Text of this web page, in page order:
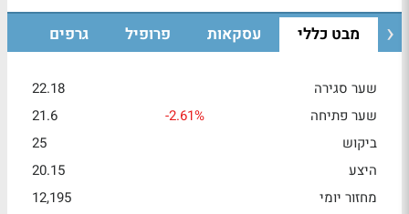
מבט כללי עסקאות פרופיל גרפים
שער סגירה
22.18
שער פתיחה
-2.61%
21.6
ביקוש
25
היצע
20.15
מחזור יומי
12,195